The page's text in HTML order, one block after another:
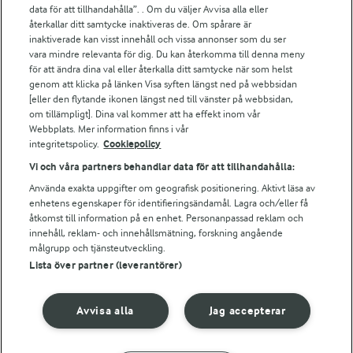
Falbygdens Ost
Arla webbshop
Bildbank
Följ oss
© 2026 Arla Foods
Integritetspolicy
data för att tillhandahålla”. . Om du väljer Avvisa alla eller
återkallar ditt samtycke inaktiveras de. Om spårare är
inaktiverade kan visst innehåll och vissa annonser som du ser
vara mindre relevanta för dig. Du kan återkomma till denna meny
för att ändra dina val eller återkalla ditt samtycke när som helst
genom att klicka på länken Visa syften längst ned på webbsidan
[eller den flytande ikonen längst ned till vänster på webbsidan,
om tillämpligt]. Dina val kommer att ha effekt inom vår
Webbplats. Mer information finns i vår
integritetspolicy. Cookiepolicy
Vi och våra partners behandlar data för att tillhandahålla:
Använda exakta uppgifter om geografisk positionering. Aktivt läsa av
enhetens egenskaper för identifieringsändamål. Lagra och/eller få
åtkomst till information på en enhet. Personanpassad reklam och
innehåll, reklam- och innehållsmätning, forskning angående
målgrupp och tjänsteutveckling.
Lista över partner (leverantörer)
Jag accepterar
Avvisa alla